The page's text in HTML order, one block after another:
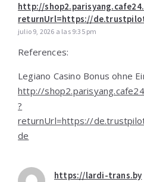
http://
returnUrl=https://
julio 9, 2026 a las 9:35 pm
References:
Legiano Casino Bonus ohne
http://
?
returnUrl=https://
de
https://lardi-trans.by